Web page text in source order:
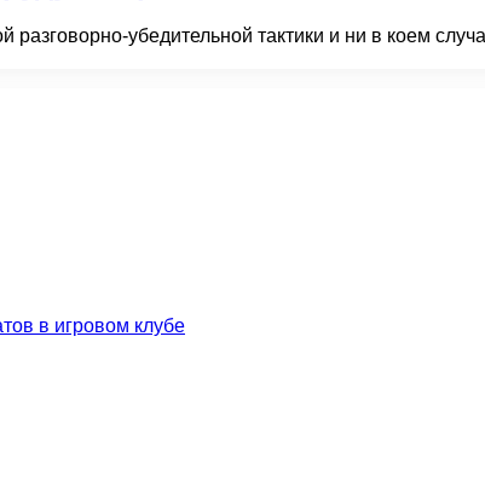
убедительной тактики и ни в коем
в игровом клубе